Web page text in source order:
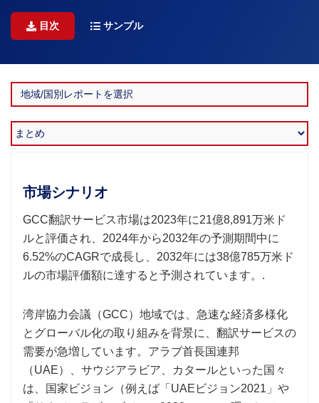
目次 サンプル
市場シナリオ
GCC翻訳サービス市場は2023年に21億8,891万米ド
ルと評価され、2024年から2032年の予測期間中に
6.52%のCAGRで成長し、2032年には38億785万米ド
ルの市場評価額に達すると予測されています。.
湾岸協力会議（GCC）地域では、急速な経済多様化
とグローバル化の取り組みを背景に、翻訳サービスの
需要が急増しています。アラブ首長国連邦
（UAE）、サウジアラビア、カタールといった国々
は、国家ビジョン（例えば「UAEビジョン2021」や